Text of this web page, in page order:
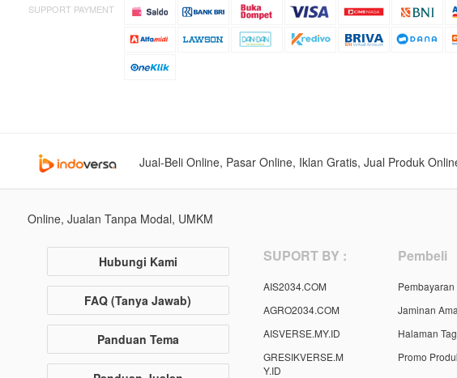
SUPPORT PAYMENT
Jual-Beli Online, Pasar Online, Iklan Gratis, Jual Produk
Online, Jualan Tanpa Modal, UMKM
Hubungi Kami
FAQ (Tanya Jawab)
Panduan Tema
SUPORT BY :
AIS2034.COM
AGRO2034.COM
AISVERSE.MY.ID
GRESIKVERSE.M
Y.ID
Pembeli
Pembayaran
Jaminan
Halaman Tag
Promo